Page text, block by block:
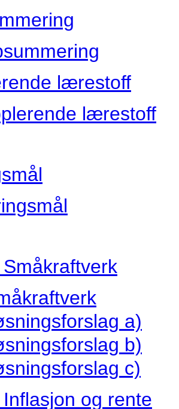
lærestoff
lærestoff
Småkraftverk
a)
b)
c)
og rente